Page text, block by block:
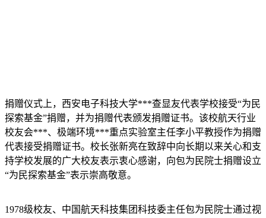
捐赠仪式上，西安电子科技大学***查显友代表学校接受“为民
探索基金”捐赠，并为捐赠代表颁发捐赠证书。该校航天行业
校友会***、极端环境***重点实验室主任李小平教授作为捐赠
代表接受捐赠证书。校长张新亮在致辞中向长期以来关心和支
持学校发展的广大校友表示衷心感谢，向包为民院士捐赠设立
“为民探索基金”表示崇高敬意。
1978级校友、中国航天科技集团科技委主任包为民院士通过视